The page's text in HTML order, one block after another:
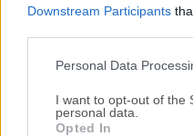
Downstream Participants
Personal Data
I want to opt-out of the
personal data.
Opted In
GIF Navegación por
imágenes
Herramientas básicas de